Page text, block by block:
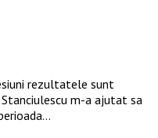
rezultatele sunt
m-a ajutat sa